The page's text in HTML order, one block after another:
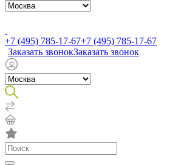
+7 (495) 785-17-67+7 (495) 785-17-67
Заказать звонокЗаказать звонок